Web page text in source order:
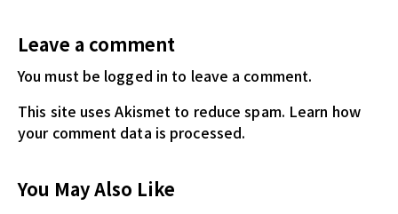
Leave a comment
You must be logged in to leave a comment.
This site uses Akismet to reduce spam. Learn how
your comment data is processed.
You May Also Like